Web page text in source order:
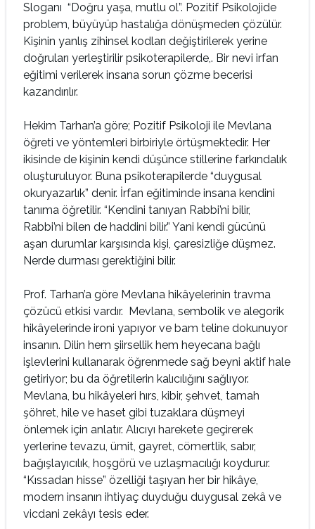
Sloganı “Doğru yaşa, mutlu ol”. Pozitif Psikolojide
problem, büyüyüp hastalığa dönüşmeden çözülür.
Kişinin yanlış zihinsel kodları değiştirilerek yerine
doğruları yerleştirilir psikoterapilerde,. Bir nevi irfan
eğitimi verilerek insana sorun çözme becerisi
kazandırılır.
Hekim Tarhan’a göre; Pozitif Psikoloji ile Mevlana
öğreti ve yöntemleri birbiriyle örtüşmektedir. Her
ikisinde de kişinin kendi düşünce stillerine farkındalık
oluşturuluyor. Buna psikoterapilerde “duygusal
okuryazarlık” denir. İrfan eğitiminde insana kendini
tanıma öğretilir. “Kendini tanıyan Rabbi’ni bilir,
Rabbi’ni bilen de haddini bilir.” Yani kendi gücünü
aşan durumlar karşısında kişi, çaresizliğe düşmez.
Nerde durması gerektiğini bilir.
Prof. Tarhan’a göre Mevlana hikâyelerinin travma
çözücü etkisi vardır. Mevlana, sembolik ve alegorik
hikâyelerinde ironi yapıyor ve bam teline dokunuyor
insanın. Dilin hem şiirsellik hem heyecana bağlı
işlevlerini kullanarak öğrenmede sağ beyni aktif hale
getiriyor; bu da öğretilerin kalıcılığını sağlıyor.
Mevlana, bu hikâyeleri hırs, kibir, şehvet, tamah
şöhret, hile ve haset gibi tuzaklara düşmeyi
önlemek için anlatır. Alıcıyı harekete geçirerek
yerlerine tevazu, ümit, gayret, cömertlik, sabır,
bağışlayıcılık, hoşgörü ve uzlaşmacılığı koydurur.
“Kıssadan hisse” özelliği taşıyan her bir hikâye,
modern insanın ihtiyaç duyduğu duygusal zekâ ve
vicdani zekâyı tesis eder.